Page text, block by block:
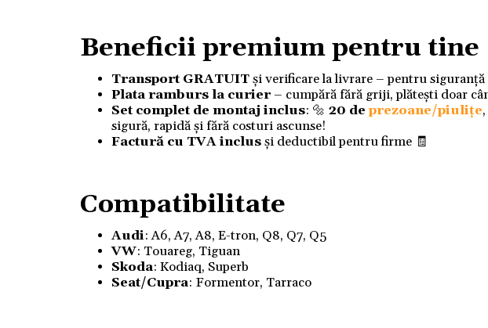
Beneficii premium pentru tine
Transport GRATUITși verificare la livrare – pentru
Plata ramburs la curier– cumpără fără griji, plătești doar
Set complet de montaj inclus: 🔩 20 deprezoane/piulițe
sigură, rapidă și fără costuri ascunse!
Factură cu TVA inclusși deductibil pentru firme 🧾
Compatibilitate
Audi: A6, A7, A8, E-tron, Q8, Q7, Q5
VW: Touareg, Tiguan
Skoda: Kodiaq, Superb
Seat/Cupra: Formentor, Tarraco